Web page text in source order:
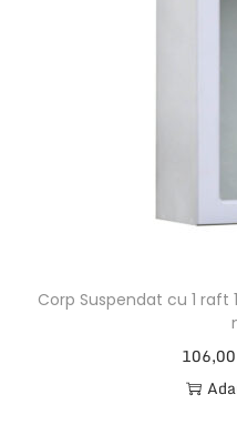
Corp Suspendat cu 1 raft